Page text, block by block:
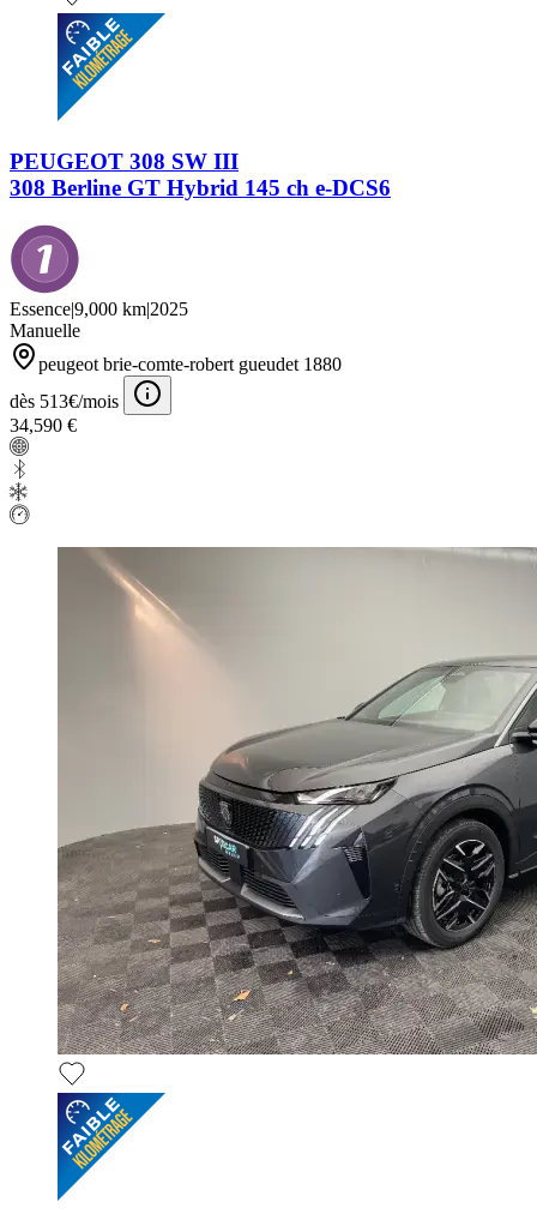
PEUGEOT 308 SW III
308 Berline GT Hybrid 145 ch e-DCS6
Essence|9,000 km|2025
Manuelle
peugeot brie-comte-robert gueudet 1880
dès 513€/mois
34,590 €